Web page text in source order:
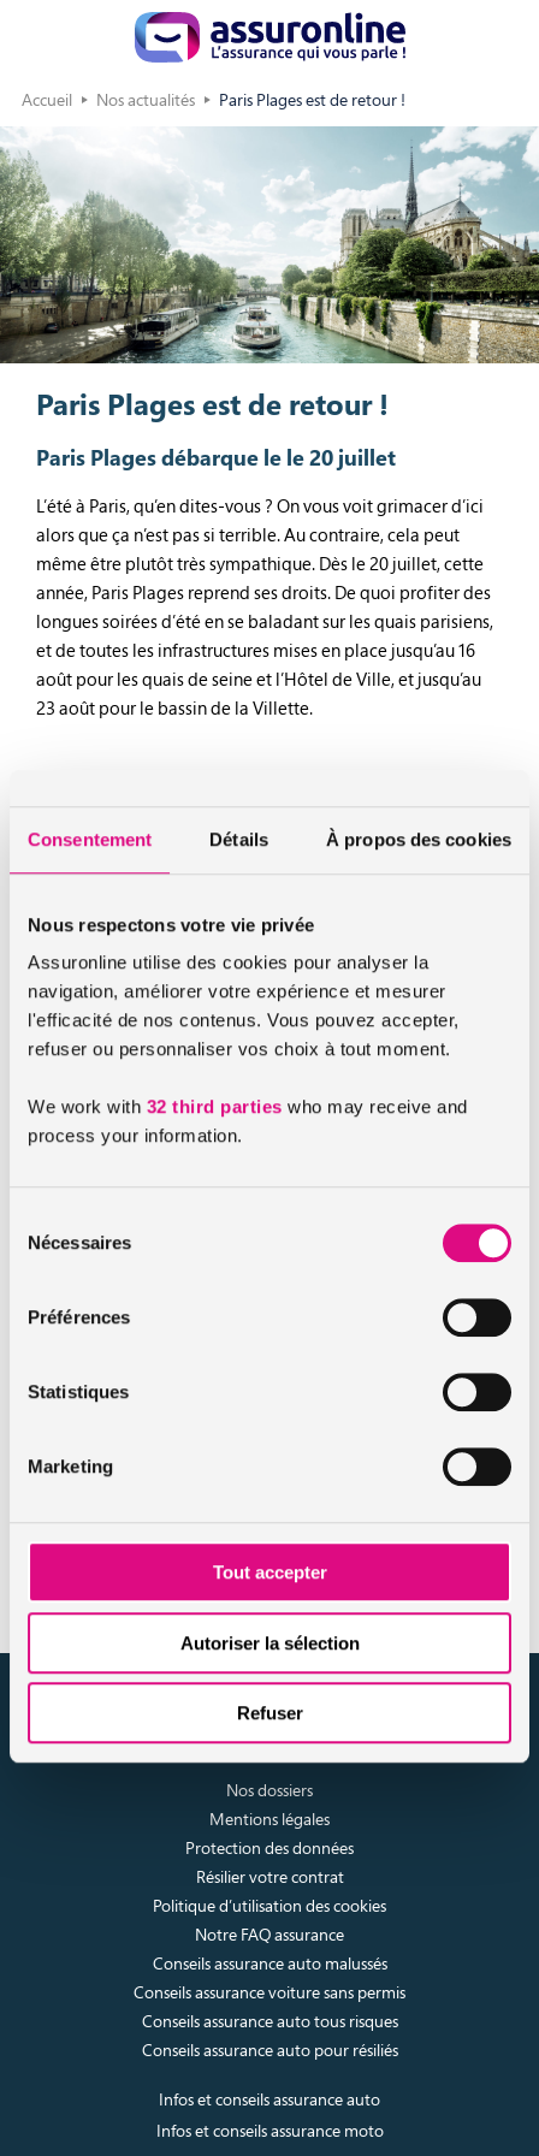
Consentement Détails À propos des cookies
Nous respectons votre vie privée
Assuronline utilise des cookies pour analyser la
navigation, améliorer votre expérience et mesurer
l'efficacité de nos contenus. Vous pouvez accepter,
refuser ou personnaliser vos choix à tout moment.
We work with 32 third parties who may receive and
process your information.
Nécessaires
Préférences
Statistiques
Marketing
Tout accepter
Autoriser la sélection
Refuser
Accueil Nos actualités Paris Plages est de retour !
Paris Plages est de retour !
Paris Plages débarque le le 20 juillet
L’été à Paris, qu’en dites-vous ? On vous voit grimacer d’ici
alors que ça n’est pas si terrible. Au contraire, cela peut
même être plutôt très sympathique. Dès le 20 juillet, cette
année, Paris Plages reprend ses droits. De quoi profiter des
longues soirées d’été en se baladant sur les quais parisiens,
et de toutes les infrastructures mises en place jusqu’au 16
août pour les quais de seine et l’Hôtel de Ville, et jusqu’au
23 août pour le bassin de la Villette.
arbres. Cette année est l’occasion de réaffirmer
L’année dernière, 4 millions de personnes avaient profité de
l’événement.
Retrouvez toutes les informations de l’évènement sur le site
paris-plages
UberPop, c’est fini
A Marseille, Nantes et Strasbourg, uberPOP désormais
Les actualités assuronline
sur internet spécialisé en IARD et en assurances de personnes
Nos dossiers
Mentions légales
Protection des données
Résilier votre contrat
Politique d’utilisation des cookies
Notre FAQ assurance
Conseils assurance auto malussés
Conseils assurance voiture sans permis
Conseils assurance auto tous risques
Conseils assurance auto pour résiliés
Infos et conseils assurance auto
Infos et conseils assurance moto